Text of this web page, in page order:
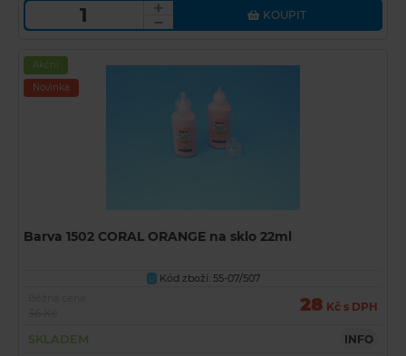
KOUPIT
Akční
Novinka
Barva 1502 CORAL ORANGE na sklo 22ml
U Kód zboží: 55-07/507
28 Kč s DPH
SKLADEM INFO